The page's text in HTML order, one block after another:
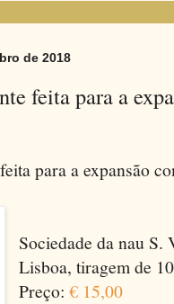
de 2018
feita para a
para a expansão
Sociedade da nau
Lisboa, tiragem de
Preço: € 15,00